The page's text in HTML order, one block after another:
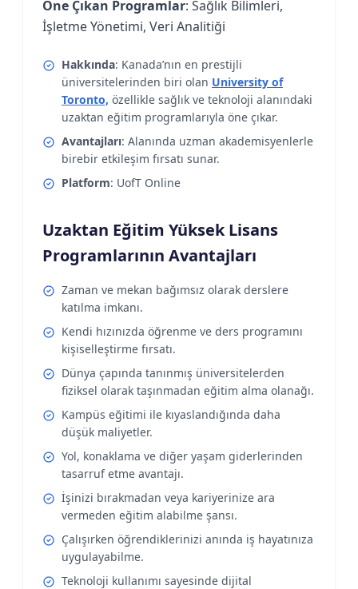
Öne Çıkan Programlar: Sağlık Bilimleri,
İşletme Yönetimi, Veri Analitiği
Hakkında: Kanada’nın en prestijli
üniversitelerinden biri olan University of
Toronto, özellikle sağlık ve teknoloji alanındaki
uzaktan eğitim programlarıyla öne çıkar.
Avantajları: Alanında uzman akademisyenlerle
birebir etkileşim fırsatı sunar.
Platform: UofT Online
Uzaktan Eğitim Yüksek Lisans
Programlarının Avantajları
Zaman ve mekan bağımsız olarak derslere
katılma imkanı.
Kendi hızınızda öğrenme ve ders programını
kişiselleştirme fırsatı.
Dünya çapında tanınmış üniversitelerden
fiziksel olarak taşınmadan eğitim alma olanağı.
Kampüs eğitimi ile kıyaslandığında daha
düşük maliyetler.
Yol, konaklama ve diğer yaşam giderlerinden
tasarruf etme avantajı.
İşinizi bırakmadan veya kariyerinize ara
vermeden eğitim alabilme şansı.
Çalışırken öğrendiklerinizi anında iş hayatınıza
uygulayabilme.
Teknoloji kullanımı sayesinde dijital